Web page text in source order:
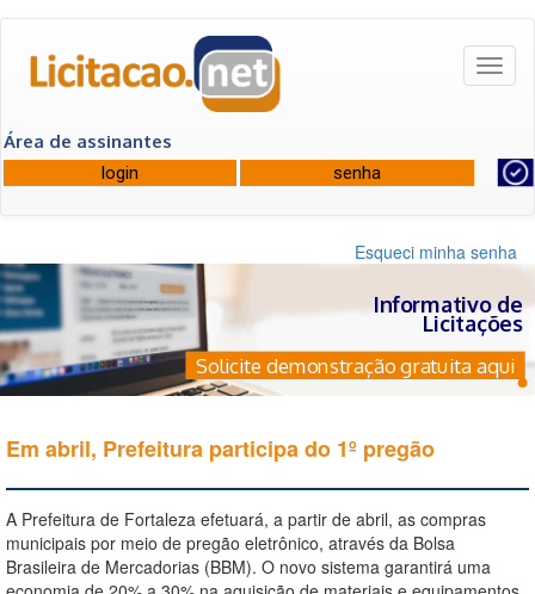
Área de assinantes
Esqueci minha senha
Informativo de
Licitações
Solicite demonstração gratuita aqui
Em abril, Prefeitura participa do 1º pregão
A Prefeitura de Fortaleza efetuará, a partir de abril, as compras
municipais por meio de pregão eletrônico, através da Bolsa
Brasileira de Mercadorias (BBM). O novo sistema garantirá uma